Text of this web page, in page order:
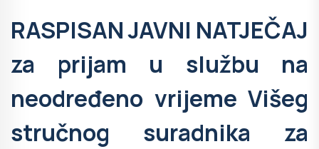
RASPISAN JAVNI NATJEČAJ
za prijam u službu na
neodređeno vrijeme Višeg
stručnog suradnika za